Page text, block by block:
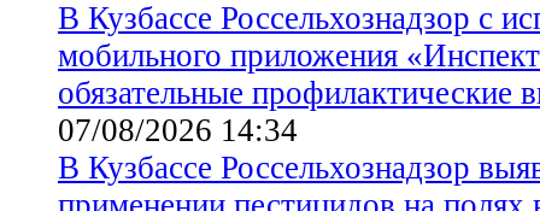
В Кузбассе Россельхознадзор с
мобильного приложения
обязательные профилактические
07/08/2026 14:34
В Кузбассе Россельхознадзор